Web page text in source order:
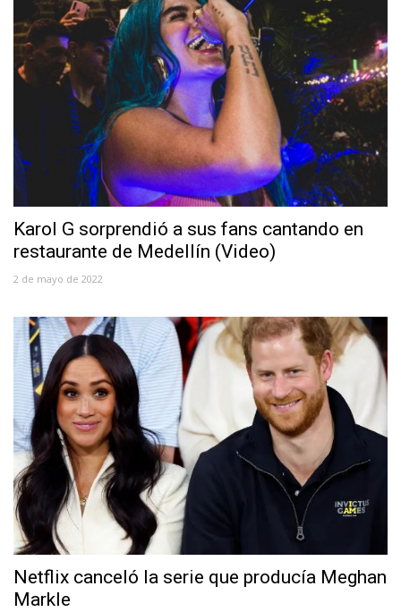
Karol G sorprendió a sus fans cantando en
restaurante de Medellín (Video)
2 de mayo de 2022
Netflix canceló la serie que producía Meghan
Markle